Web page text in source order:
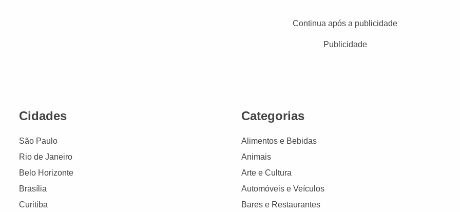
Continua após a publicidade
Publicidade
Cidades
São Paulo
Rio de Janeiro
Belo Horizonte
Brasília
Curitiba
Categorias
Alimentos e Bebidas
Animais
Arte e Cultura
Automóveis e Veículos
Bares e Restaurantes